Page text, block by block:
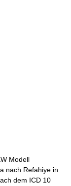
Modell
nach Refahiye in
dem ICD 10